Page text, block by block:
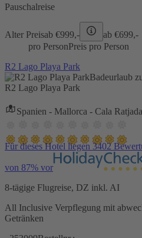
Pauschalreise
Alter Preisab €999,- ab €699,-
pro PersonPreis pro Person
R2 Lago Playa Park
Badeurlaub
R2 Lago Playa Park
Spanien - Mallorca - Cala Ratjada
Für dieses Hotel liegen 3402
von 87% vor
8-tägige Flugreise, DZ inkl. AI
All Inclusive Verpflegung mit
Getränken